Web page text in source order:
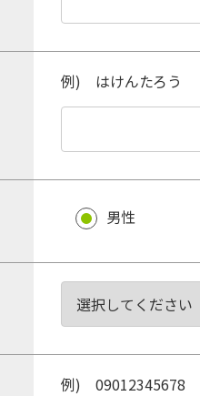
例) はけんたろう
男性
例) 09012345678